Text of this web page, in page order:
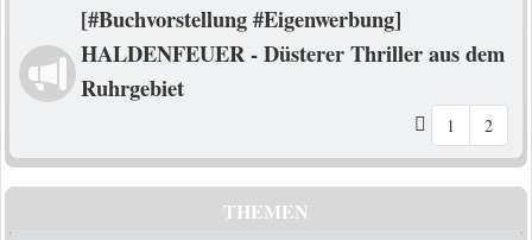
[#Buchvorstellung #Eigenwerbung]
HALDENFEUER - Düsterer Thriller aus dem
Ruhrgebiet
1 2
THEMEN